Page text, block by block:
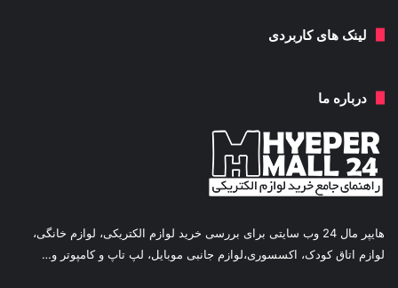
لینک های کاربردی
درباره ما
هایپر مال 24 وب سایتی برای بررسی خرید لوازم الکتریکی، لوازم خانگی،
لوازم اتاق کودک، اکسسوری،لوازم جانبی موبایل، لپ تاپ و کامپوتر و…